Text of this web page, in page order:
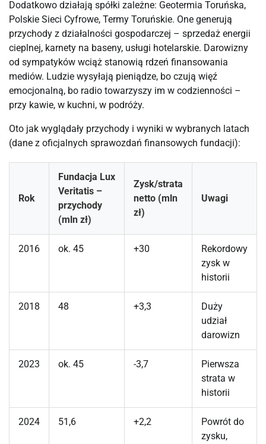
Dodatkowo działają spółki zależne: Geotermia Toruńska,
Polskie Sieci Cyfrowe, Termy Toruńskie. One generują
przychody z działalności gospodarczej – sprzedaż energii
cieplnej, karnety na baseny, usługi hotelarskie. Darowizny
od sympatyków wciąż stanowią rdzeń finansowania
mediów. Ludzie wysyłają pieniądze, bo czują więź
emocjonalną, bo radio towarzyszy im w codzienności –
przy kawie, w kuchni, w podróży.
Oto jak wyglądały przychody i wyniki w wybranych latach
(dane z oficjalnych sprawozdań finansowych fundacji):
Rok
Fundacja Lux
Veritatis –
przychody
(mln zł)
Zysk/strata
netto (mln
zł)
Uwagi
2016 ok. 45 +30
Rekordowy
zysk w
historii
2018 48 +3,3
Duży
udział
darowizn
2023 ok. 45 -3,7
Pierwsza
strata w
historii
2024 51,6 +2,2
Powrót do
zysku,